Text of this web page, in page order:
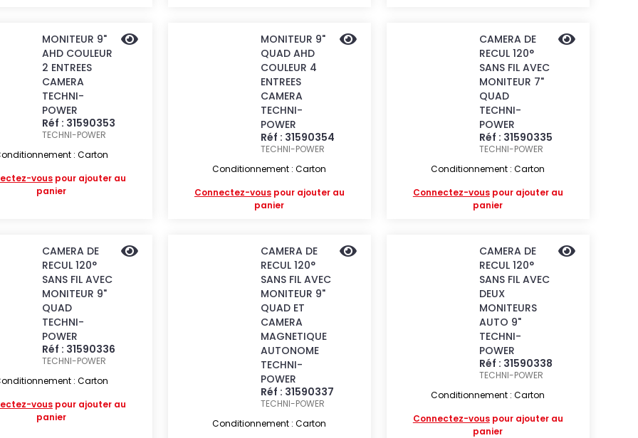
MONITEUR 9"
AHD COULEUR
2 ENTREES
CAMERA
TECHNI-
POWER
Réf : 31590353
TECHNI-POWER
: Carton
vous pour ajouter au
panier
MONITEUR 9"
QUAD AHD
COULEUR 4
ENTREES
CAMERA
TECHNI-
POWER
Réf : 31590354
TECHNI-POWER
Conditionnement : Carton
Connectez-vouspour ajouter au
panier
CAMERA DE
RECUL 120°
SANS FIL AVEC
MONITEUR 7"
QUAD
TECHNI-
POWER
Réf : 31590335
TECHNI-POWER
Conditionnement : Carton
Connectez-vouspour ajouter au
panier
CAMERA DE
RECUL 120°
SANS FIL AVEC
MONITEUR 9"
QUAD
TECHNI-
POWER
Réf : 31590336
TECHNI-POWER
: Carton
vous pour ajouter au
panier
CAMERA DE
RECUL 120°
SANS FIL AVEC
MONITEUR 9"
QUAD ET
CAMERA
MAGNETIQUE
AUTONOME
TECHNI-
POWER
Réf : 31590337
TECHNI-POWER
Conditionnement : Carton
CAMERA DE
RECUL 120°
SANS FIL AVEC
DEUX
MONITEURS
AUTO 9"
TECHNI-
POWER
Réf : 31590338
TECHNI-POWER
Conditionnement : Carton
Connectez-vouspour ajouter au
panier